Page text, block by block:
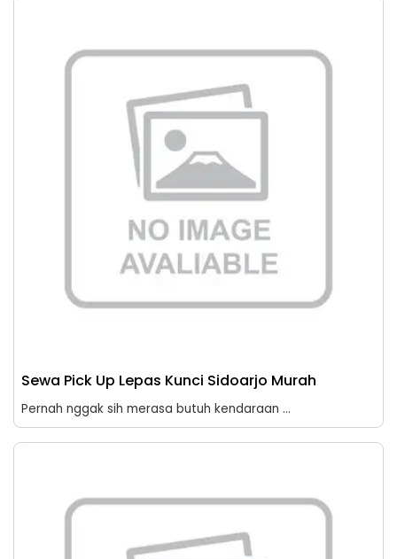
Sewa Pick Up Lepas Kunci Sidoarjo Murah
Pernah nggak sih merasa butuh kendaraan ...